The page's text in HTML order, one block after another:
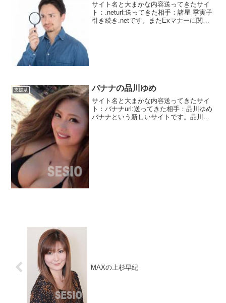
サイト名と大まかな内容送ってきたサイ
ト：.neturl:送ってきた相手：諸星 季実子
引き続き.netです。またExマナーに関す
支援系 バナナの品川ゆめ
サイト名と大まかな内容送ってきたサイ
ト：バナナurl:送ってきた相手：品川ゆめ
バナナという新しいサイトです。品川ゆ
MAXの上杉早紀